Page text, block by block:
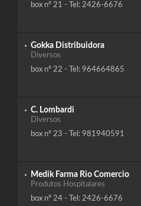
box nº 21 - Tel: 2426-6676
Gokka Distribuidora
Diversos
box nº 22 - Tel: 964664865
C. Lombardi
Diversos
box nº 23 - Tel: 981940591
Medik Farma Rio Comercio
Produtos Hospitalares
box nº 24 - Tel: 2426-6676